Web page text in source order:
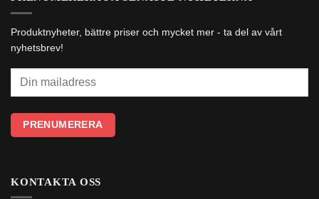
Produktnyheter, bättre priser och mycket mer - ta del av vårt
nyhetsbrev!
KONTAKTA OSS